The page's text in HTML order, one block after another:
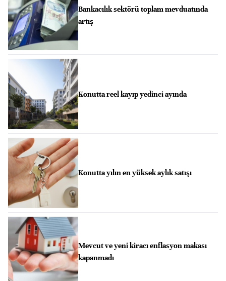
Bankacılık sektörü toplam mevduatında
artış
Konutta reel kayıp yedinci ayında
Konutta yılın en yüksek aylık satışı
Mevcut ve yeni kiracı enflasyon makası
kapanmadı